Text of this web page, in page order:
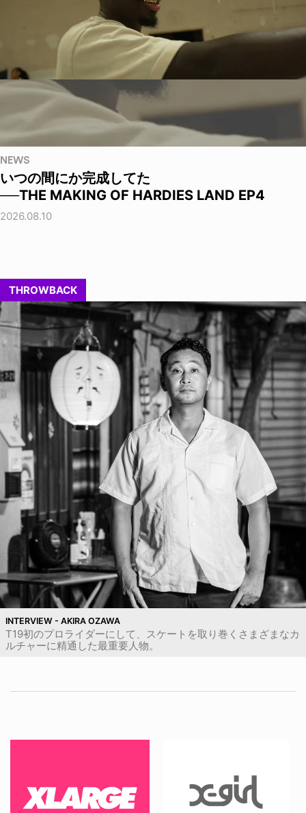
NEWS
いつの間にか完成してた
──THE MAKING OF HARDIES LAND EP4
2026.08.10
THROWBACK
INTERVIEW - AKIRA OZAWA
T19初のプロライダーにして、スケートを取り巻くさまざまなカ
ルチャーに精通した最重要人物。